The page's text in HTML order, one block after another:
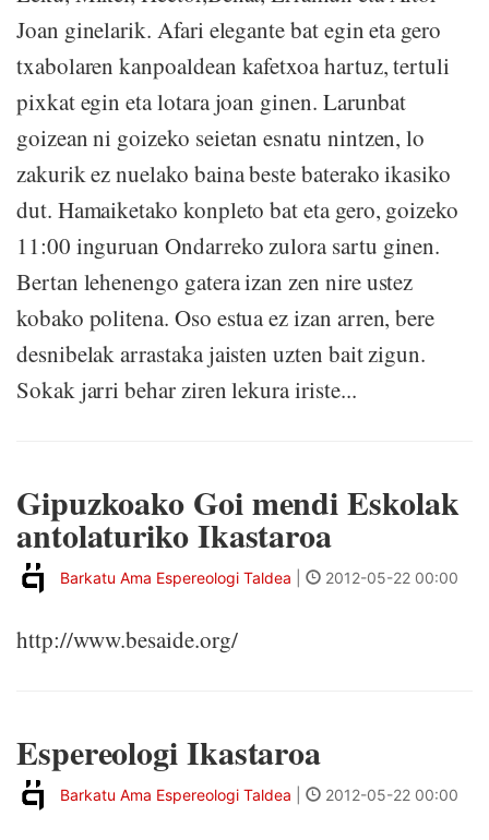
Joan ginelarik. Afari elegante bat egin eta gero
txabolaren kanpoaldean kafetxoa hartuz, tertuli
pixkat egin eta lotara joan ginen. Larunbat
goizean ni goizeko seietan esnatu nintzen, lo
zakurik ez nuelako baina beste baterako ikasiko
dut. Hamaiketako konpleto bat eta gero, goizeko
11:00 inguruan Ondarreko zulora sartu ginen.
Bertan lehenengo gatera izan zen nire ustez
kobako politena. Oso estua ez izan arren, bere
desnibelak arrastaka jaisten uzten bait zigun.
Sokak jarri behar ziren lekura iriste...
Gipuzkoako Goi mendi Eskolak
antolaturiko Ikastaroa
Barkatu Ama Espereologi Taldea 2012-05-22 00:00
http://www.besaide.org/
Espereologi Ikastaroa
Barkatu Ama Espereologi Taldea 2012-05-22 00:00